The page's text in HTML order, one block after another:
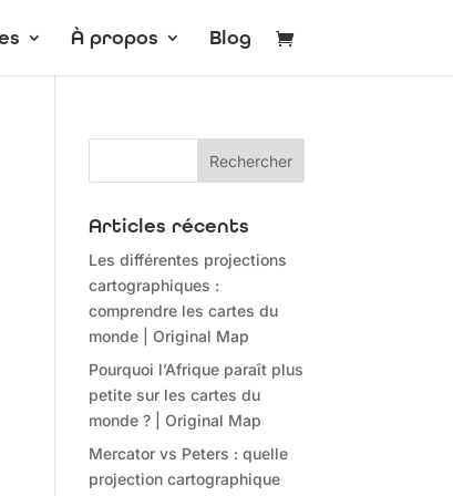
À propos Blog
Articles récents
Les différentes projections
cartographiques :
comprendre les cartes du
monde | Original Map
Pourquoi l’Afrique paraît plus
petite sur les cartes du
monde ? | Original Map
Mercator vs Peters : quelle
projection cartographique